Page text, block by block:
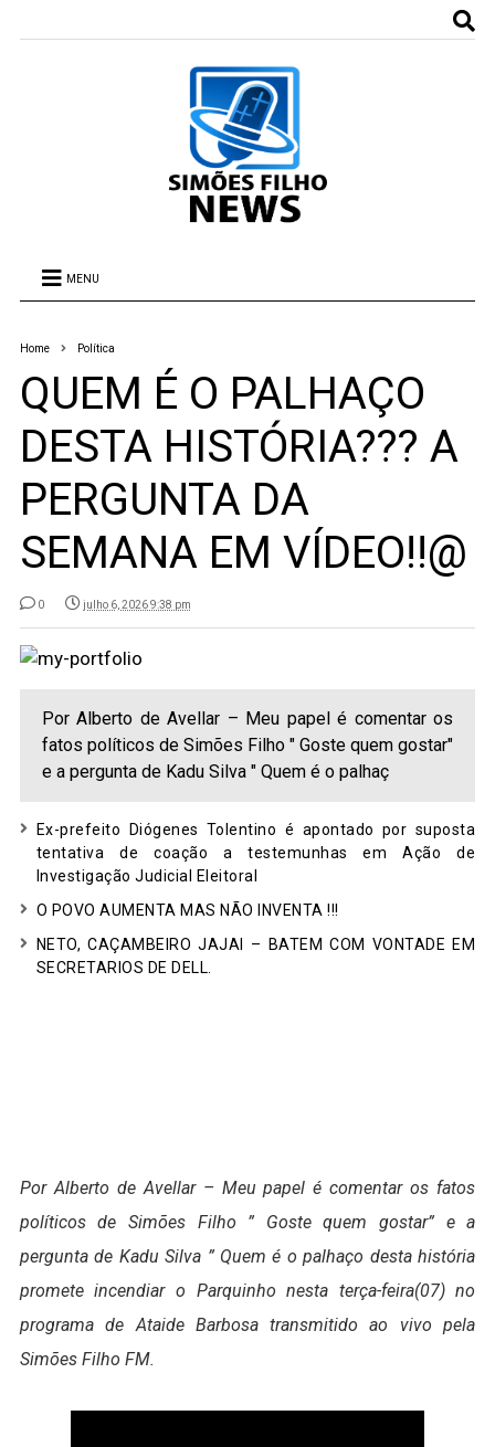
MENU
Home Política
QUEM É O PALHAÇO
DESTA HISTÓRIA??? A
PERGUNTA DA
SEMANA EM VÍDEO!!@
0 julho 6, 2026 9:38 pm
Por Alberto de Avellar – Meu papel é comentar os
fatos políticos de Simões Filho " Goste quem gostar"
e a pergunta de Kadu Silva " Quem é o palhaç
Ex-prefeito Diógenes Tolentino é apontado por suposta
tentativa de coação a testemunhas em Ação de
Investigação Judicial Eleitoral
O POVO AUMENTA MAS NÃO INVENTA !!!
NETO, CAÇAMBEIRO JAJAI – BATEM COM VONTADE EM
SECRETARIOS DE DELL.
Por Alberto de Avellar – Meu papel é comentar os fatos
políticos de Simões Filho ” Goste quem gostar” e a
pergunta de Kadu Silva ” Quem é o palhaço desta história
promete incendiar o Parquinho nesta terça-feira(07) no
programa de Ataide Barbosa transmitido ao vivo pela
Simões Filho FM.